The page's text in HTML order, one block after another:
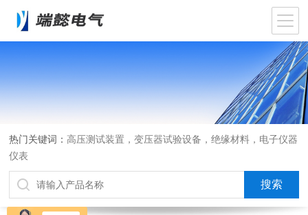
热门关键词： 高压测试装置，变压器试验设备，绝缘材料，电子仪器
仪表